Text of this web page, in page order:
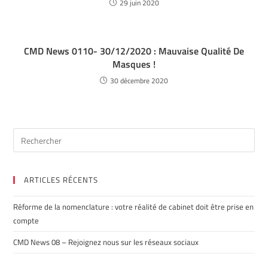
29 juin 2020
CMD News 0110- 30/12/2020 : Mauvaise Qualité De
Masques !
30 décembre 2020
ARTICLES RÉCENTS
Réforme de la nomenclature : votre réalité de cabinet doit être prise en
compte
CMD News 08 – Rejoignez nous sur les réseaux sociaux